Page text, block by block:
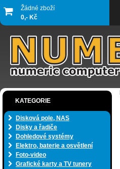
Žádné zboží
0,- Kč
KATEGORIE
Disková pole, NAS
Disky a řadiče
Dohledové systémy
Elektro, baterie a osvětlení
Foto-video
Grafické karty a TV tunery